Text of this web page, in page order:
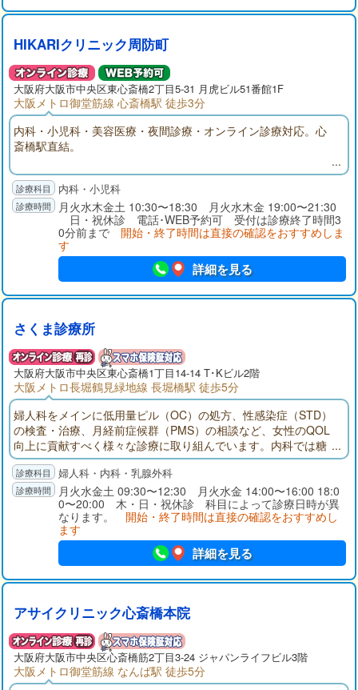
HIKARIクリニック周防町
大阪府大阪市中央区東心斎橋2丁目5-31 月虎ビル51番館1F
大阪メトロ御堂筋線 心斎橋駅 徒歩3分
内科・小児科・美容医療・夜間診療・オンライン診療対応。心
斎橋駅直結。
内科・小児科
月火水木金土 10:30〜18:30 月火水木金 19:00〜21:30
日・祝休診 電話･WEB予約可 受付は診療終了時間3
0分前まで 開始・終了時間は直接の確認をおすすめしま
す
詳細を見る
さくま診療所
大阪府大阪市中央区東心斎橋1丁目14-14 T･Kビル2階
大阪メトロ長堀鶴見緑地線 長堀橋駅 徒歩5分
婦人科をメインに低用量ピル（OC）の処方、性感染症（STD）
の検査・治療、月経前症候群（PMS）の相談など、女性のQOL
向上に貢献すべく様々な診療に取り組んでいます。内科では糖
尿病を中心としたメタボリック症候群全般に対する相談・治療
を行っています。婦人科・内科・乳腺外科
月火水金土 09:30〜12:30 月火水金 14:00〜16:00 18:0
0〜20:00 木・日・祝休診 科目によって診療日時が異
なります。 開始・終了時間は直接の確認をおすすめし
ます
詳細を見る
アサイクリニック心斎橋本院
大阪府大阪市中央区心斎橋筋2丁目3-24 ジャパンライフビル3階
大阪メトロ御堂筋線 なんば駅 徒歩5分